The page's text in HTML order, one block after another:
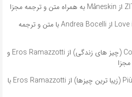
آهنگ ایتالیایی Love in Portofino از Andrea Bocelli با متن و ترجمه
آهنگ ایتالیایی Cose della vita (چیز های زندگی) از Eros Ramazzotti و
دیکلمه ایتالیایی Più bella cosa (زیبا ترین چیزها) از Eros Ramazzotti با